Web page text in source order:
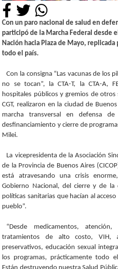
Con un paro nacional de salud en
participó de la Marcha Federal desde
Nación hacia Plaza de Mayo,
todo el país.
Con la consigna “Las vacunas de los
no se tocan”, la CTA-T, la CTA-A,
hospitales públicos y gremios de
CGT, realizaron en la ciudad de
marcha transversal en defensa
desfinanciamiento y cierre de
Milei.
La vicepresidenta de la Asociación
de la Provincia de Buenos Aires
está atravesando una crisis
Gobierno Nacional, del cierre y de
políticas sanitarias que hacían al
pueblo”.
“Desde medicamentos,
tratamientos de alto costo, VIH,
preservativos, educación sexual
los programas, prácticamente todo